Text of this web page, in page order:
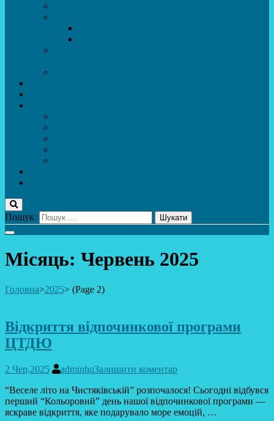
Пошук:
Місяць: Червень 2025
Головна>2025> (Page 2)
Відкриття відпочинкової програми
ЦТДЮ
2 Чер,2025 adminhqЗалишити коментар
“Веселе літо на Чистяківській” розпочалося! Сьогодні відбувся
перший “Кольоровий” день нашої відпочинкової програми —
яскраве відкриття, яке подарувало море емоцій, …